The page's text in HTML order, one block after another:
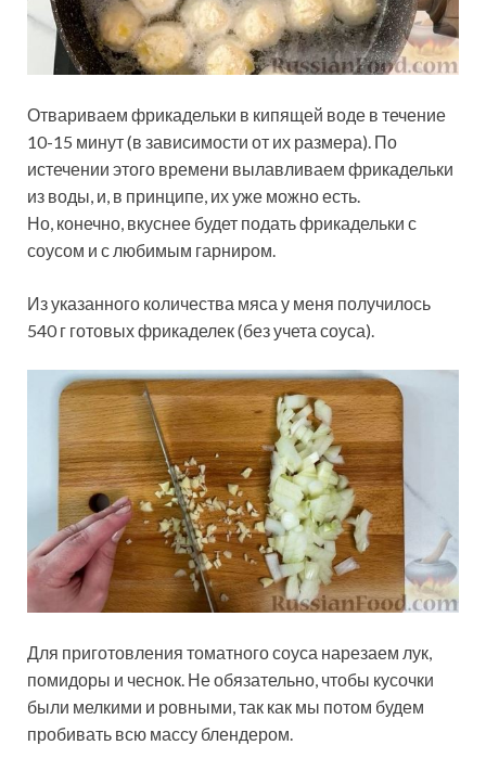
Отвариваем фрикадельки в кипящей воде в течение
10-15 минут (в зависимости от их размера). По
истечении этого времени вылавливаем фрикадельки
из воды, и, в принципе, их уже можно есть.
Но, конечно, вкуснее будет подать фрикадельки с
соусом и с любимым гарниром.
Из указанного количества мяса у меня получилось
540 г готовых фрикаделек (без учета соуса).
Для приготовления томатного соуса нарезаем лук,
помидоры и чеснок. Не обязательно, чтобы кусочки
были мелкими и ровными, так как мы потом будем
пробивать всю массу блендером.